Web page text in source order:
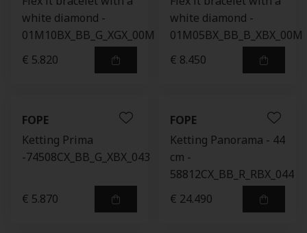
white diamond -
01M10BX_BB_G_XGX_00M
€ 5.820
white diamond -
01M05BX_BB_B_XBX_00M
€ 8.450
FOPE
Ketting Prima
-74508CX_BB_G_XBX_043
€ 5.870
FOPE
Ketting Panorama - 44
cm -
58812CX_BB_R_RBX_044
€ 24.490